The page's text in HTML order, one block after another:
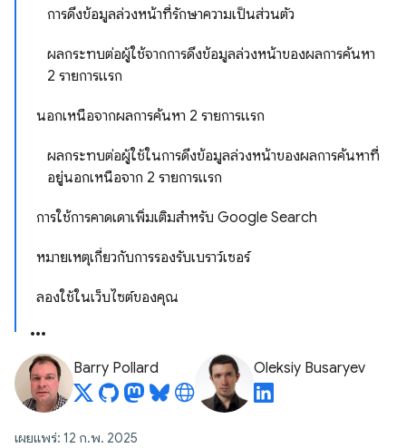
การดึงข้อมูลล่วงหน้าที่รักษาความเป็นส่วนตัว
ผลกระทบต่อผู้ใช้จากการดึงข้อมูลล่วงหน้าของผลการค้นหา
2 รายการแรก
นอกเหนือจากผลการค้นหา 2 รายการแรก
ผลกระทบต่อผู้ใช้ในการดึงข้อมูลล่วงหน้าของผลการค้นหาที่
อยู่นอกเหนือจาก 2 รายการแรก
การใช้การคาดเดาเพิ่มเติมสำหรับ Google Search
หมายเหตุเกี่ยวกับการรองรับเบราว์เซอร์
ลองใช้ในเว็บไซต์ของคุณ
Barry Pollard Oleksiy Busaryev
เผยแพร่: 12 ก.พ. 2025